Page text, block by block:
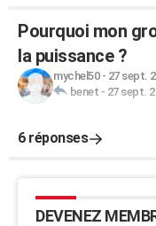
Pourquoi mon
la puissance ?
mychel50- 27 sept.
benet - 27 sept.
6 réponses
DEVENEZ